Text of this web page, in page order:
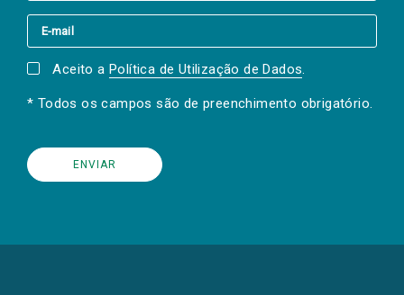
Aceito a Política de Utilização de Dados.
* Todos os campos são de preenchimento obrigatório.